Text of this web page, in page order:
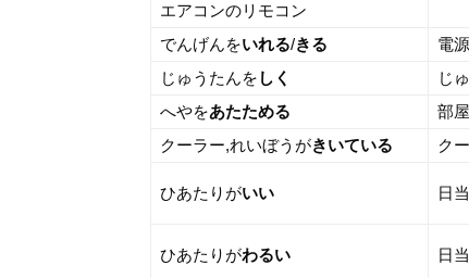
エアコンのリモコン
でんげんをいれる/きる 電
じゅうたんを しく じ
へやをあたためる 部
クーラー,れいぼうがきいている ク
ひあたりがいい 日
ひあたりがわるい 日